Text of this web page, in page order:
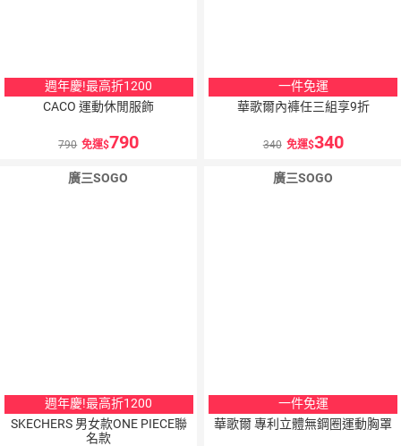
週年慶!最高折1200
CACO 運動休閒服飾
790 免運 790
一件免運
華歌爾內褲任三組享9折
340 免運 340
廣三SOGO
週年慶!最高折1200
SKECHERS 男女款ONE PIECE聯
名款
廣三SOGO
一件免運
華歌爾 專利立體無鋼圈運動胸罩